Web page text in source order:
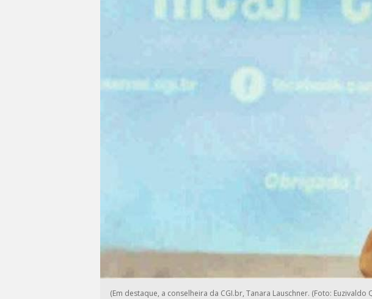
(Em destaque, a conselheira da CGI.br, Tanara Lauschner. (Foto: Euzivaldo